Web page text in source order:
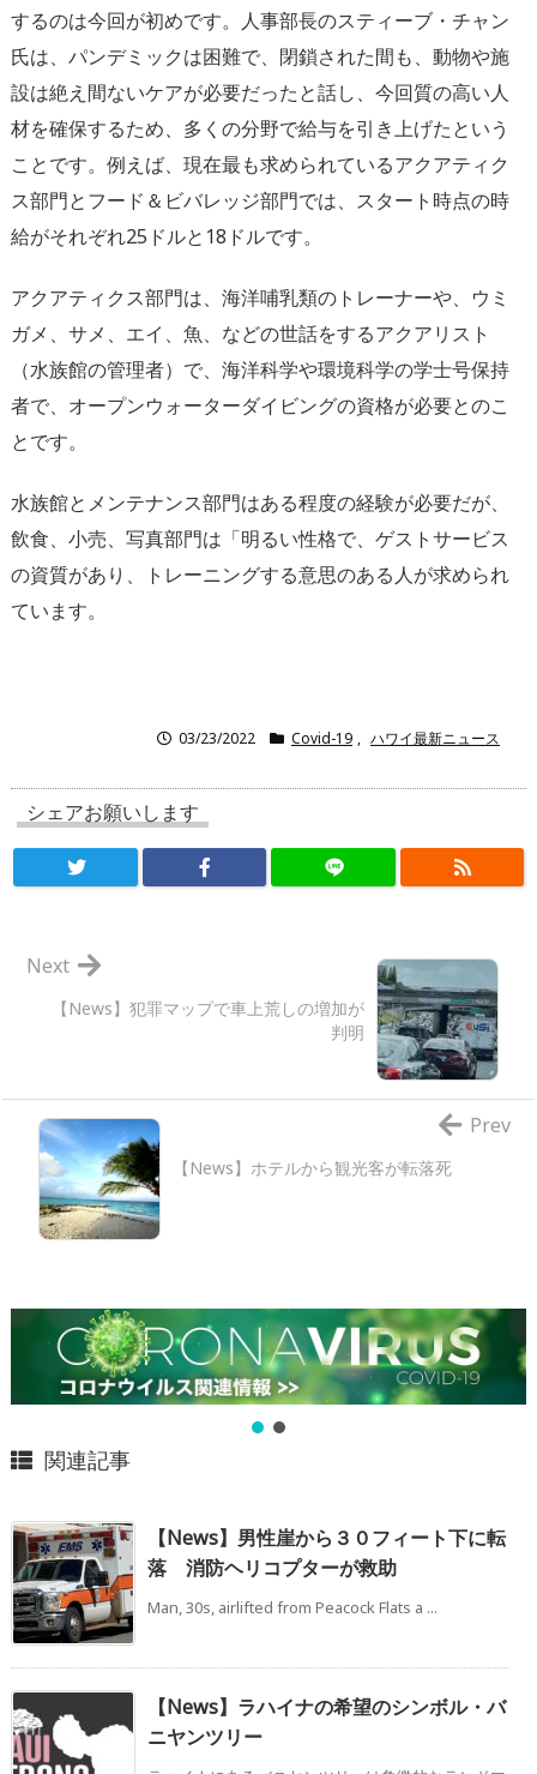
するのは今回が初めです。人事部長のスティーブ・チャン
氏は、パンデミックは困難で、閉鎖された間も、動物や施
設は絶え間ないケアが必要だったと話し、今回質の高い人
材を確保するため、多くの分野で給与を引き上げたという
ことです。例えば、現在最も求められているアクアティク
ス部門とフード＆ビバレッジ部門では、スタート時点の時
給がそれぞれ25ドルと18ドルです。
アクアティクス部門は、海洋哺乳類のトレーナーや、ウミ
ガメ、サメ、エイ、魚、などの世話をするアクアリスト
（水族館の管理者）で、海洋科学や環境科学の学士号保持
者で、オープンウォーターダイビングの資格が必要とのこ
とです。
水族館とメンテナンス部門はある程度の経験が必要だが、
飲食、小売、写真部門は「明るい性格で、ゲストサービス
の資質があり、トレーニングする意思のある人が求められ
ています。
03/23/2022 Covid-19 , ハワイ最新ニュース
シェアお願いします
【News】犯罪マップで車上荒しの増加が
判明
Next
【News】ホテルから観光客が転落死
Prev
関連記事
【News】男性崖から３０フィート下に転
落 消防ヘリコプターが救助
Man, 30s, airlifted from Peacock Flats a ...
【News】ラハイナの希望のシンボル・バ
ニヤンツリー